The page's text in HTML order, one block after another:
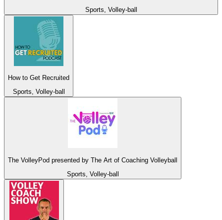
Sports, Volley-ball
How to Get Recruited
Sports, Volley-ball
The VolleyPod presented by The Art of Coaching Volleyball
Sports, Volley-ball